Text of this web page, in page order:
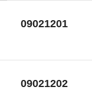
09021201
09021202